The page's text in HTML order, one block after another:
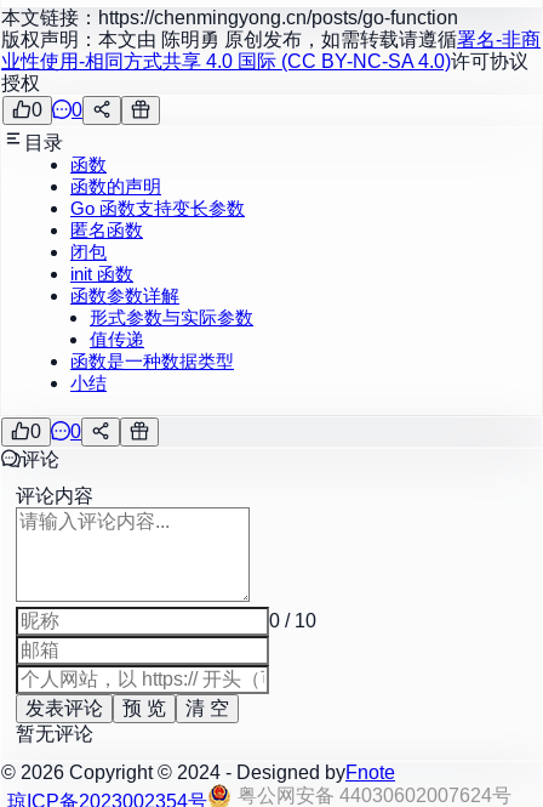
本文链接： https://chenmingyong.cn/posts/go-function
版权声明：本文由 陈明勇 原创发布，如需转载请遵循署名-非商
业性使用-相同方式共享 4.0 国际 (CC BY-NC-SA 4.0)许可协议
授权
0
0
目录
函数
函数的声明
Go 函数支持变长参数
匿名函数
闭包
init 函数
函数参数详解
形式参数与实际参数
值传递
函数是一种数据类型
小结
0
0
评论
评论内容
0 / 10
发表评论 预 览
清 空
暂无评论
© 2026 Copyright © 2024 - Designed byFnote
琼ICP备2023002354号
粤公网安备 44030602007624号